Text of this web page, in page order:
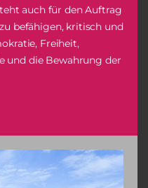
auch für den Auftrag
befähigen, kritisch und
Freiheit,
und die Bewahrung der